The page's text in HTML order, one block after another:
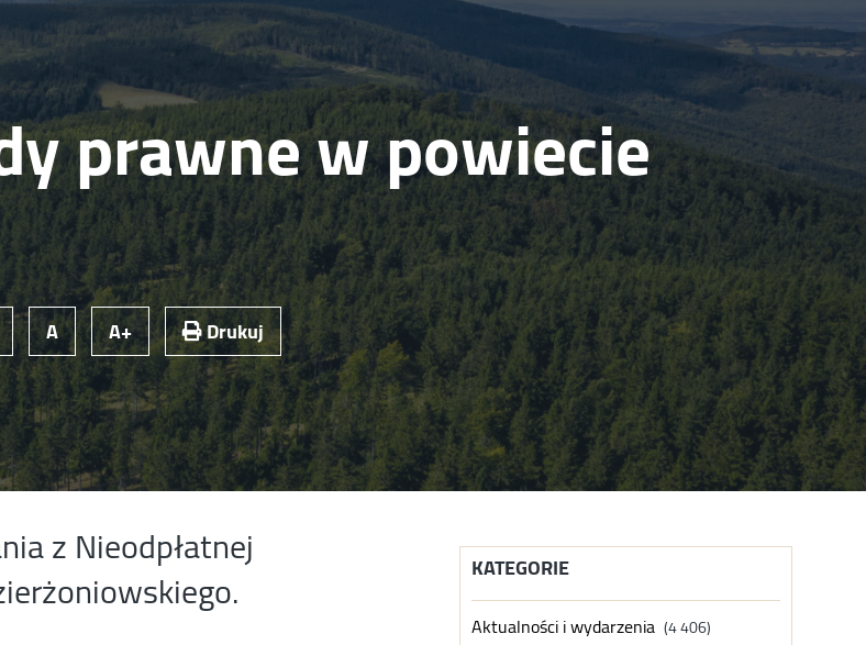
prawne w powiecie
A A+ Drukuj
z Nieodpłatnej KATEGORIE
Aktualności i wydarzenia (4 406)